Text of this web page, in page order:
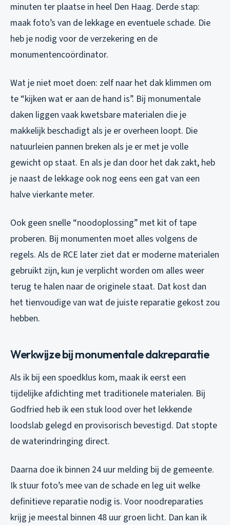
minuten ter plaatse in heel Den Haag. Derde stap:
maak foto’s van de lekkage en eventuele schade. Die
heb je nodig voor de verzekering en de
monumentencoördinator.
Wat je niet moet doen: zelf naar het dak klimmen om
te “kijken wat er aan de hand is”. Bij monumentale
daken liggen vaak kwetsbare materialen die je
makkelijk beschadigt als je er overheen loopt. Die
natuurleien pannen breken als je er met je volle
gewicht op staat. En als je dan door het dak zakt, heb
je naast de lekkage ook nog eens een gat van een
halve vierkante meter.
Ook geen snelle “noodoplossing” met kit of tape
proberen. Bij monumenten moet alles volgens de
regels. Als de RCE later ziet dat er moderne materialen
gebruikt zijn, kun je verplicht worden om alles weer
terug te halen naar de originele staat. Dat kost dan
het tienvoudige van wat de juiste reparatie gekost zou
hebben.
Werkwijze bij monumentale dakreparatie
Als ik bij een spoedklus kom, maak ik eerst een
tijdelijke afdichting met traditionele materialen. Bij
Godfried heb ik een stuk lood over het lekkende
loodslab gelegd en provisorisch bevestigd. Dat stopte
de waterindringing direct.
Daarna doe ik binnen 24 uur melding bij de gemeente.
Ik stuur foto’s mee van de schade en leg uit welke
definitieve reparatie nodig is. Voor noodreparaties
krijg je meestal binnen 48 uur groen licht. Dan kan ik